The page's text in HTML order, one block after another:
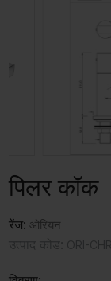
पिलर कॉक
रेंज: ओरियन